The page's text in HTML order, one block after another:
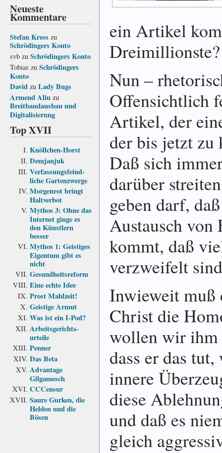
Neueste
Kommentare
Stefan Kress zu
Schrödingers Konto
svb zu Schrödingers Konto
Tobias zu Schrödingers
Konto
David zu Lady Bugs
Armend Aliu zu
Breitbandausbau und
Digitalisierung
Top XVII
Knöllchen-Horst
Demjanjuk
Verfassungs­feind­
liche Garten­zwerge
Morgenrot bringt
Haltverbot
Mythos 3: Ohne das
Internet ginge es
den Künstlern
besser
Mythos 1: Geistiges
Eigentum gibt es
nicht
Gesundheits­reform
Eine echte Idee
Prost Mahlzeit!
Geistige Armut
Was ist ein I-Pod?
Arbeits­gerichts­
urteile
Penner
Das Beta
Advantage
Gilgamesch
CCCensur
Saure Gurken, die
Helden und die
Bösen
ein Artikel
Dreimillionste?
Nun –
Offensichtlich
Artikel, der
der bis jetzt zu
Daß sich
darüber
geben darf,
Austausch von
kommt, daß
verzweifelt
Inwieweit muß
Christ die
wollen wir
dass er das
innere
diese
und daß es
gleich